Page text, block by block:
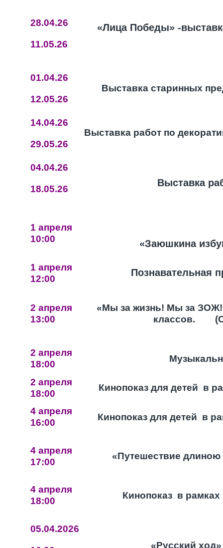
28.04.26
11.05.26
«Лица Победы» -
01.04.26
12.05.26
Выставка старинных
14.04.26
29.05.26
Выставка работ по
04.04.26
18.05.26
Выставка
1 апреля
10:00
«Заюшкина
1 апреля
12:00
Познавательная
2 апреля
13:00
«Мы за жизнь! Мы за
классов.
2 апреля
18:00
2 апреля
18:00
Кинопоказ для детей в
4 апреля
16:00
Кинопоказ для детей в
4 апреля
17:00
«Путешествие длиною
4 апреля
18:00
Кинопоказ в рамках
05.04.2026
«Русский